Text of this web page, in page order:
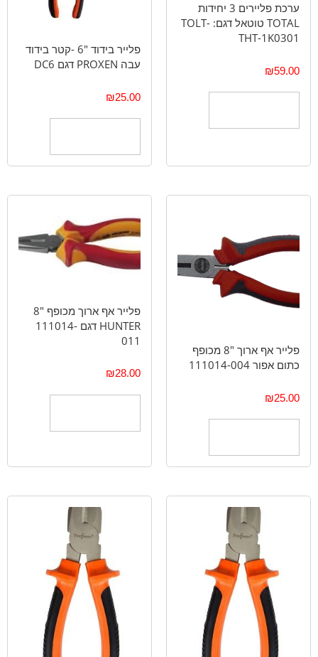
ערכת פליירים 3 יחידות
TOTAL טוטאל דגם: TOLT-
THT-1K0301
₪59.00
פלייר בידוד "6 -קטר בידוד
עבה PROXEN דגם DC6
₪25.00
פלייר אף ארוך 8″ מכופף
כתום אפור 111014-004
₪25.00
פלייר אף ארוך מכופף "8
HUNTER דגם 111014-
011
₪28.00